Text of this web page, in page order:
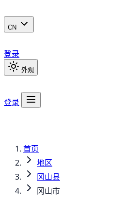
CN
登录
外观
登录
首页
地区
冈山县
冈山市